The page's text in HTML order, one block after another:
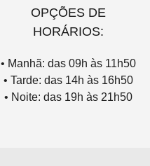
OPÇÕES DE
HORÁRIOS:
• Manhã: das 09h às 11h50
• Tarde: das 14h às 16h50
• Noite: das 19h às 21h50